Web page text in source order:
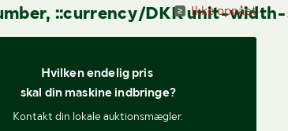
::currency/DKK unit-
Ikke opnået
Hvilken endelig pris
skal din maskine indbringe?
Kontakt din lokale auktionsmægler.